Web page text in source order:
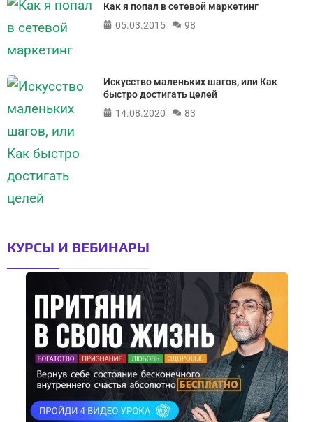
Как я попал в сетевой маркетинг
05.03.2015
98
Искусство маленьких шагов, или Как
быстро достигать целей
14.08.2020
83
КУРСЫ И ВЕБИНАРЫ